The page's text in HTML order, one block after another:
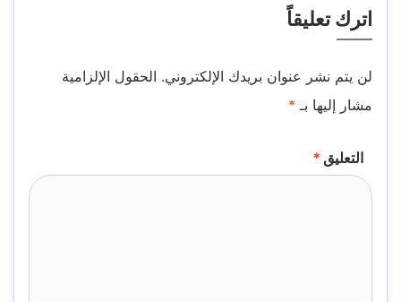
اترك تعليقاً
لن يتم نشر عنوان بريدك الإلكتروني. الحقول الإلزامية
مشار إليها بـ *
التعليق *